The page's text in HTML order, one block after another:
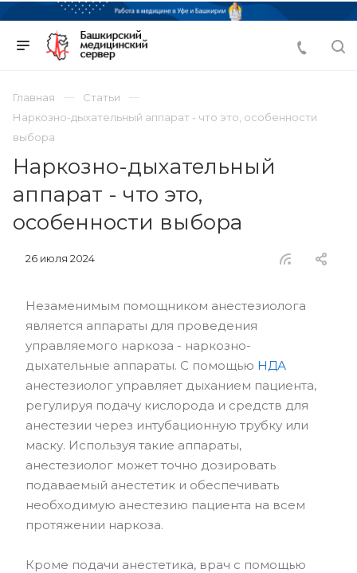
Главная
Статьи
Наркозно-дыхательный аппарат - что это, особенности
выбора
Наркозно-дыхательный
аппарат - что это,
особенности выбора
26 июля 2024
Незаменимым помощником анестезиолога
является аппараты для проведения
управляемого наркоза - наркозно-
дыхательные аппараты. С помощью НДА
анестезиолог управляет дыханием пациента,
регулируя подачу кислорода и средств для
анестезии через интубационную трубку или
маску. Используя такие аппараты,
анестезиолог может точно дозировать
подаваемый анестетик и обеспечивать
необходимую анестезию пациента на всем
протяжении наркоза.
Кроме подачи анестетика, врач с помощью